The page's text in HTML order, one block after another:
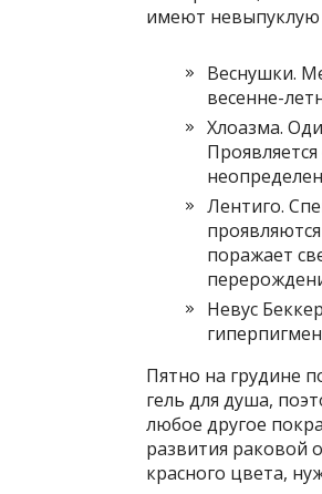
имеют
Веснушки.
весенне-
Хлоазма.
Лентиго.
поражает
Невус
Пятно на грудине
гель для душа,
любое другое
развития раковой
красного цвета,